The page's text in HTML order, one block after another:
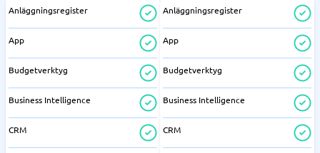
Anläggningsregister
App
Budgetverktyg
Business Intelligence
CRM
Anläggningsregister
App
Budgetverktyg
Business Intelligence
CRM